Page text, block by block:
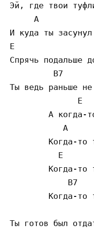
Эй, где твои
A
И куда ты
E
Спрячь подальше
B7
Ты ведь раньше
              E
A
          E
B7
Ты готов был